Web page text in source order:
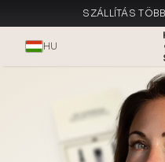
SZÁLLÍTÁS
KÉSZÜLT
HU